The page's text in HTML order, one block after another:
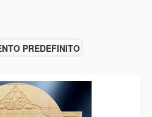
PREDEFINITO